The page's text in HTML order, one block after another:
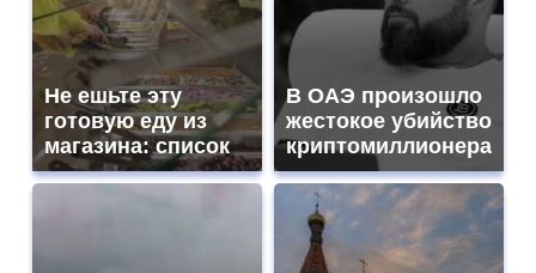
Не ешьте эту
готовую еду из
магазина: список
В ОАЭ произошло
жестокое убийство
криптомиллионера